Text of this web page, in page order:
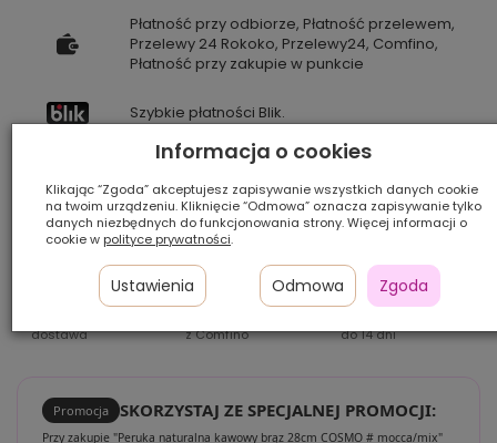
Płatność przy odbiorze, Płatność przelewem,
Przelewy 24 Rokoko, Przelewy24, Comfino,
Płatność przy zakupie w punkcie
Szybkie płatności Blik.
Pamiętaj, że prezentowany kolor może różnić się od rzeczywistego
w zależności od ustawień sprzętu, na którym jest wyświetlany.
dostawa z Comfino do 14 dni
Promocja SKORZYSTAJ ZE SPECJALNEJ PROMOCJI:
Przy zakupie "Peruka naturalna kawowy brąz 28cm COSMO # mocca/mix"
Informacja o cookies
Klikając “Zgoda” akceptujesz zapisywanie wszystkich danych cookie
na twoim urządzeniu. Kliknięcie “Odmowa” oznacza zapisywanie tylko
danych niezbędnych do funkcjonowania strony. Więcej informacji o
cookie w polityce prywatności.
Ustawienia Odmowa Zgoda